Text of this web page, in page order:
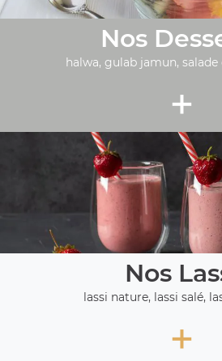
Nos
halwa, gulab jamun,
+
Nos
lassi nature, lassi salé,
+